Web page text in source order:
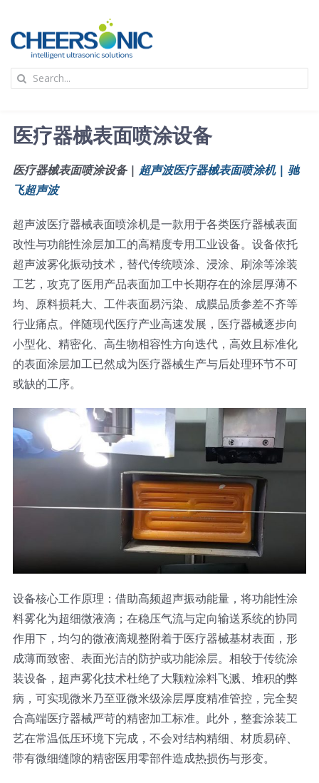
content
应用
超声波设备
技术及原理
氢能技术科普
光伏技术科普
锂电技术科普
半导体技术科普
医疗器械技术科普
超声波喷涂原理
喷涂的影响因素
超声波喷雾成型系统
流量
双进液
新闻
联系我们
关于我们
中文
Search
医疗器械表面喷涂设备
医疗器械表面喷涂设备 | 超声波医疗器械表面喷涂机 | 驰
飞超声波
超声波医疗器械表面喷涂机是一款用于各类医疗器械表面
改性与功能性涂层加工的高精度专用工业设备。设备依托
超声波雾化振动技术，替代传统喷涂、浸涂、刷涂等涂装
工艺，攻克了医用产品表面加工中长期存在的涂层厚薄不
均、原料损耗大、工件表面易污染、成膜品质参差不齐等
行业痛点。伴随现代医疗产业高速发展，医疗器械逐步向
小型化、精密化、高生物相容性方向迭代，高效且标准化
的表面涂层加工已然成为医疗器械生产与后处理环节不可
或缺的工序。
设备核心工作原理：借助高频超声振动能量，将功能性涂
料雾化为超细微液滴；在稳压气流与定向输送系统的协同
作用下，均匀的微液滴规整附着于医疗器械基材表面，形
成薄而致密、表面光洁的防护或功能涂层。相较于传统涂
装设备，超声雾化技术杜绝了大颗粒涂料飞溅、堆积的弊
病，可实现微米乃至亚微米级涂层厚度精准管控，完全契
合高端医疗器械严苛的精密加工标准。此外，整套涂装工
艺在常温低压环境下完成，不会对结构精细、材质易碎、
带有微细缝隙的精密医用零部件造成热损伤与形变。